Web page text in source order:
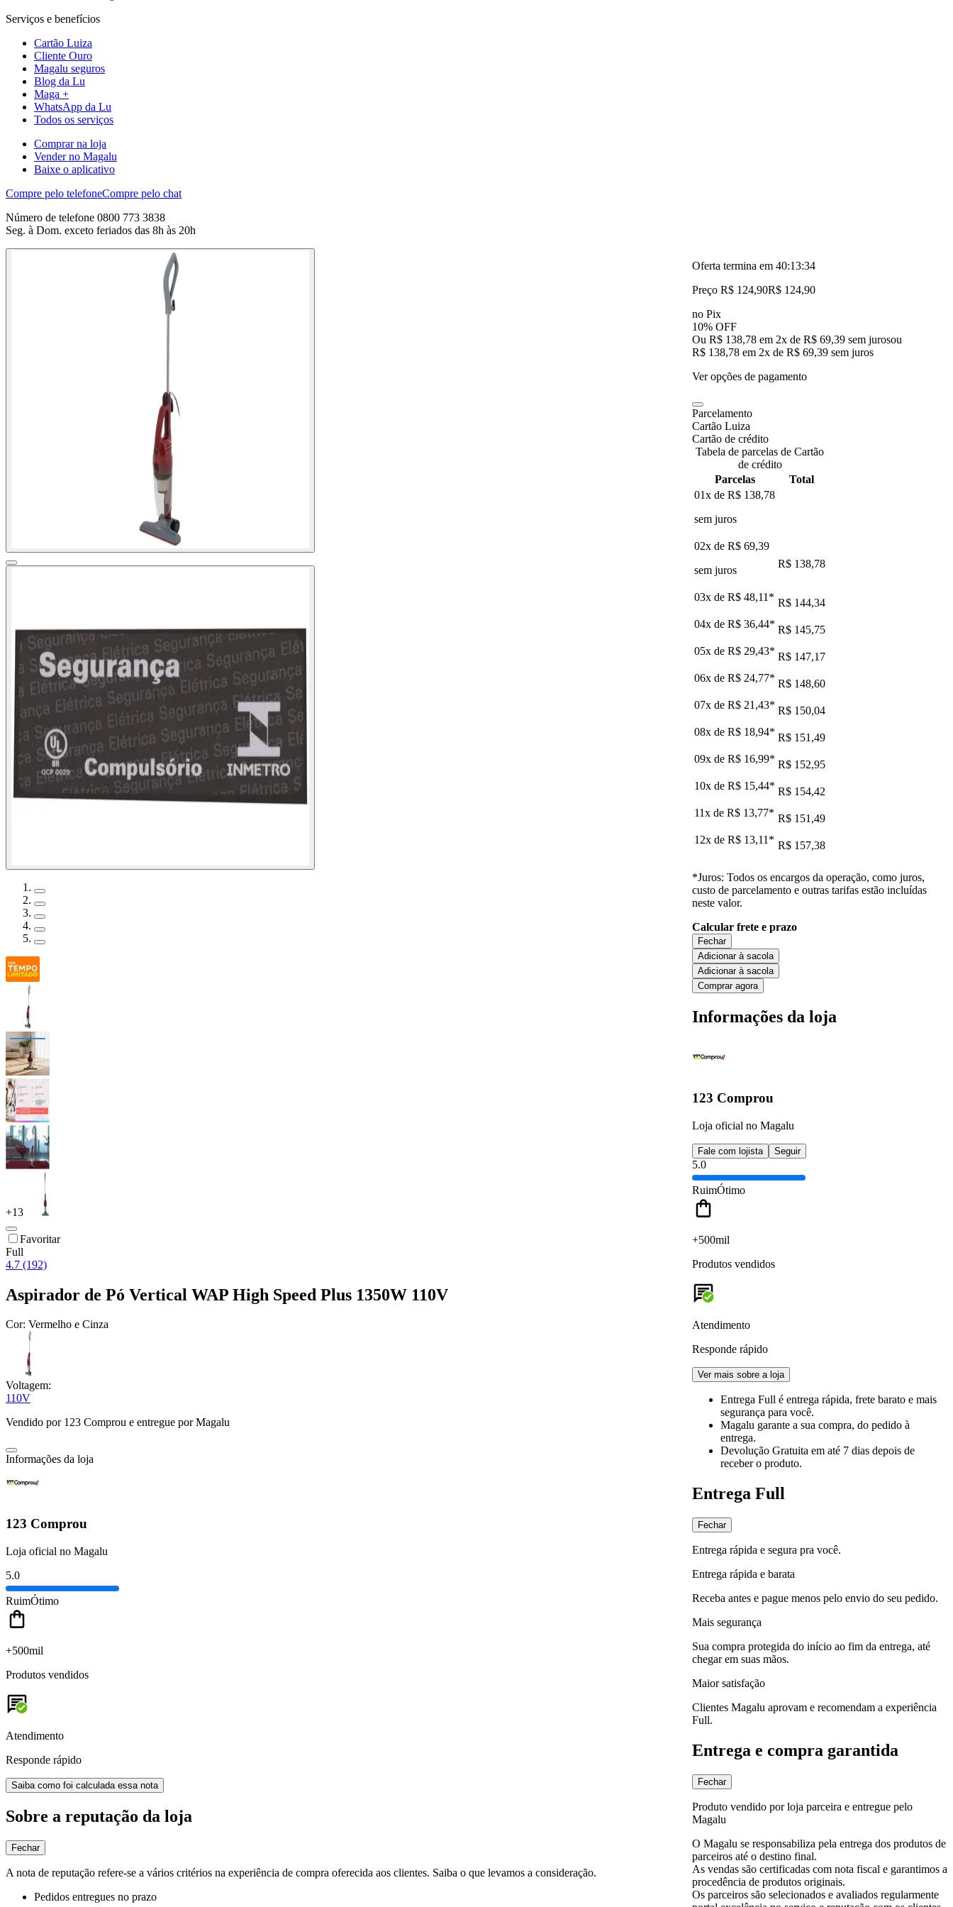
Serviços e benefícios
Cartão Luiza
Cliente Ouro
Magalu seguros
Blog da Lu
Maga +
WhatsApp da Lu
Todos os serviços
Comprar na loja
Vender no Magalu
Baixe o aplicativo
Compre pelo telefoneCompre pelo chat
Número de telefone 0800 773 3838
Seg. à Dom. exceto feriados das 8h às 20h
+13
Favoritar
Full
4.7 (192)
Aspirador de Pó Vertical WAP High Speed Plus 1350W 110V
Cor: Vermelho e Cinza
Voltagem:
110V
Vendido por 123 Comprou e entregue por Magalu
Informações da loja
123 Comprou
Loja oficial no Magalu
5.0
RuimÓtimo
+500mil
Produtos vendidos
Atendimento
Responde rápido
Saiba como foi calculada essa nota
Sobre a reputação da loja
Fechar
A nota de reputação refere-se a vários critérios na experiência de compra oferecida aos clientes. Saiba o que levamos a consideração.
Pedidos entregues no prazo
Oferta termina em 40:13:33
Preço R$ 124,90R$ 124,90
no Pix
10% OFF
Ou R$ 138,78 em 2x de R$ 69,39 sem jurosou
R$ 138,78 em 2x de R$ 69,39 sem juros
Ver opções de pagamento
Parcelamento
Cartão Luiza
Cartão de crédito
Tabela de parcelas de Cartão
de crédito
Parcelas
Total
01x de R$ 138,78
sem juros
02x de R$ 69,39
sem juros
R$ 138,78
03x de R$ 48,11 * R$ 144,34
04x de R$ 36,44* R$ 145,75
05x de R$ 29,43* R$ 147,17
06x de R$ 24,77* R$ 148,60
07x de R$ 21,43* R$ 150,04
08x de R$ 18,94* R$ 151,49
09x de R$ 16,99* R$ 152,95
10x de R$ 15,44* R$ 154,42
11x de R$ 13,77* R$ 151,49
12x de R$ 13,11 * R$ 157,38
*Juros: Todos os encargos da operação, como juros,
custo de parcelamento e outras tarifas estão incluídas
neste valor.
Calcular frete e prazo
Fechar
Adicionar à sacola
Adicionar à sacola
Comprar agora
Informações da loja
123 Comprou
Loja oficial no Magalu
Fale com lojista Seguir
5.0
RuimÓtimo
+500mil
Produtos vendidos
Atendimento
Responde rápido
Ver mais sobre a loja
Entrega Full é entrega rápida, frete barato e mais
segurança para você.
Magalu garante a sua compra, do pedido à
entrega.
Devolução Gratuita em até 7 dias depois de
receber o produto.
Entrega Full
Fechar
Entrega rápida e segura pra você.
Entrega rápida e barata
Receba antes e pague menos pelo envio do seu pedido.
Mais segurança
Sua compra protegida do início ao fim da entrega, até
chegar em suas mãos.
Maior satisfação
Clientes Magalu aprovam e recomendam a experiência
Full.
Entrega e compra garantida
Fechar
Produto vendido por loja parceira e entregue pelo
Magalu
O Magalu se responsabiliza pela entrega dos produtos de
parceiros até o destino final.
As vendas são certificadas com nota fiscal e garantimos a
procedência de produtos originais.
Os parceiros são selecionados e avaliados regularmente